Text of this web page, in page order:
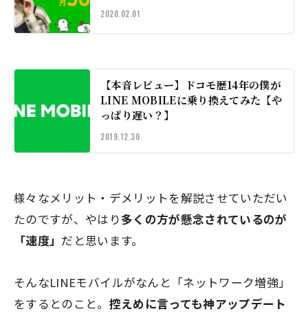
2020.02.01
【本音レビュー】ドコモ歴14年の僕が
LINE MOBILEに乗り換えてみた【や
っぱり遅い？】
2019.12.30
様々なメリット・デメリットを解説させていただい
たのですが、やはり多くの方が懸念されているのが
「速度」 だと思います。
そんなLINEモバイルがなんと 「ネットワーク増強」
をするとのこと。 控えめに言っても神アップデート